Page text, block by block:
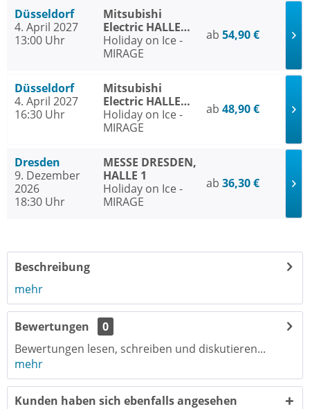
Düsseldorf
4. April 2027
13:00 Uhr
Mitsubishi
Electric HALLE
Düsseldorf
Holiday on Ice -
MIRAGE
ab 54,90 €
Düsseldorf
4. April 2027
16:30 Uhr
Mitsubishi
Electric HALLE
Düsseldorf
Holiday on Ice -
MIRAGE
ab 48,90 €
Dresden
9. Dezember
2026
18:30 Uhr
MESSE DRESDEN,
HALLE 1
Holiday on Ice -
MIRAGE
ab 36,30 €
Beschreibung
mehr
Bewertungen
0
Bewertungen lesen, schreiben und diskutieren...
mehr
Kunden haben sich ebenfalls angesehen